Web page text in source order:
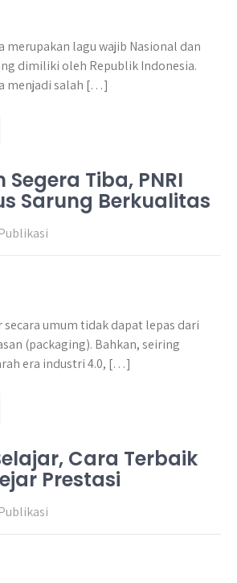
merupakan lagu wajib Nasional dan
dimiliki oleh Republik Indonesia.
menjadi salah […]
Tiba, PNRI
Sarung Berkualitas
Publikasi
umum tidak dapat lepas dari
(packaging). Bahkan, seiring
era industri 4.0, […]
Cara Terbaik
Prestasi
Publikasi